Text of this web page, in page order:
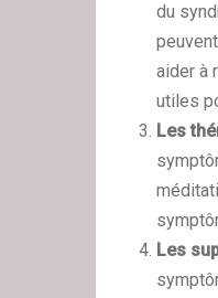
du
aider à
utiles
Les
Les